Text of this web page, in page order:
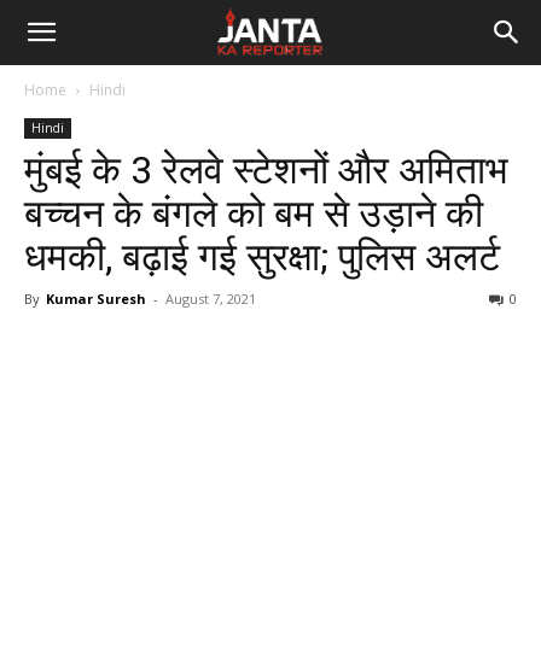
Janta
Reporter
Home Hindi
Hindi
मुंबई के 3 रेलवे स्टेशनों और अमिताभ
बच्चन के बंगले को बम से उड़ाने की
धमकी, बढ़ाई गई सुरक्षा; पुलिस अलर्ट
By Kumar Suresh - August 7, 2021 0